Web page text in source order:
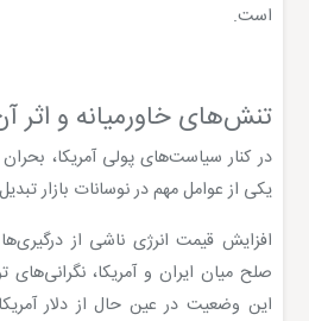
است.
تنش‌های خاورمیانه و اثر آن
در کنار سیاست‌های پولی آمریکا، بحران
یکی از عوامل مهم در نوسانات بازار
افزایش قیمت انرژی ناشی از
صلح میان ایران و آمریکا،
این وضعیت در عین حال از دلار